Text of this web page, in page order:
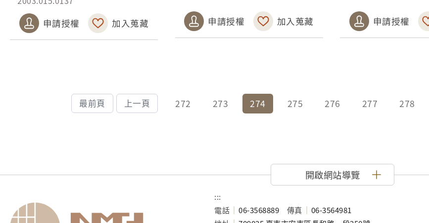
申請授權 加入蒐藏 申請授權 加入蒐藏 申請授權
最前頁 上一頁 272 273 274 275 276 277 278
開啟網站導覽
:::
電話
06-3568889 傳真
06-3564981